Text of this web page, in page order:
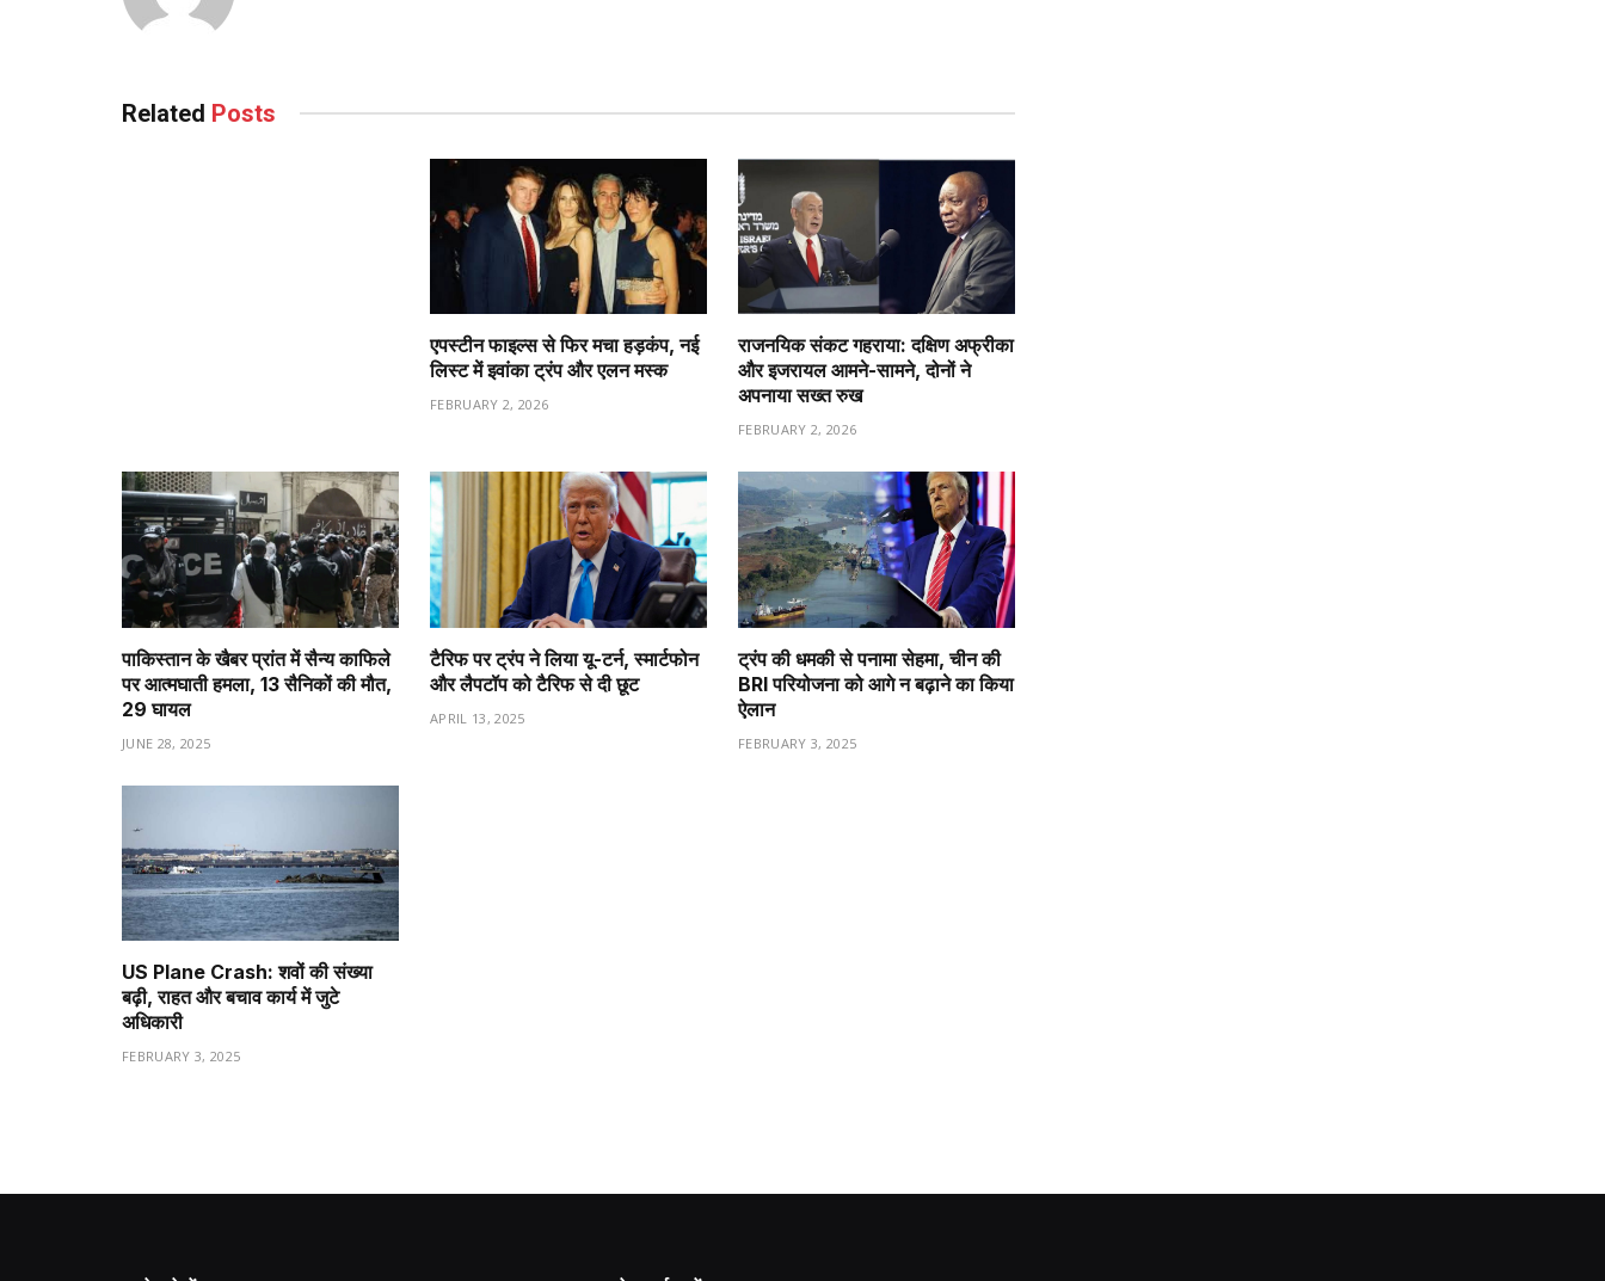
Related Posts
एपस्टीन फाइल्स से फिर मचा हड़कंप, नई
लिस्ट में इवांका ट्रंप और एलन मस्क
FEBRUARY 2, 2026
राजनयिक संकट गहराया: दक्षिण अफ्रीका
और इजरायल आमने-सामने, दोनों ने
अपनाया सख्त रुख
FEBRUARY 2, 2026
पाकिस्तान के खैबर प्रांत में सैन्य काफिले
पर आत्मघाती हमला, 13 सैनिकों की मौत,
29 घायल
JUNE 28, 2025
टैरिफ पर ट्रंप ने लिया यू-टर्न, स्मार्टफोन
और लैपटॉप को टैरिफ से दी छूट
APRIL 13, 2025
ट्रंप की धमकी से पनामा सेहमा, चीन की
BRI परियोजना को आगे न बढ़ाने का किया
ऐलान
FEBRUARY 3, 2025
US Plane Crash: शवों की संख्या
बढ़ी, राहत और बचाव कार्य में जुटे
अधिकारी
FEBRUARY 3, 2025